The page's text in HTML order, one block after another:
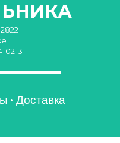
02-31
· Доставка